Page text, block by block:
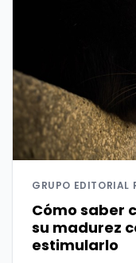
GRUPO EDITORIAL
Cómo saber
su madurez
estimularlo